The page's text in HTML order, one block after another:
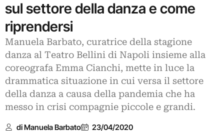
sul settore della danza e come
riprendersi
Manuela Barbato, curatrice della stagione
danza al Teatro Bellini di Napoli insieme alla
coreografa Emma Cianchi, mette in luce la
drammatica situazione in cui versa il settore
della danza a causa della pandemia che ha
messo in crisi compagnie piccole e grandi.
di Manuela Barbato 23/04/2020